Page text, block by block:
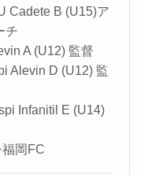
Cadete B (U15)ア
チ
A (U12) 監督
Alevin D (U12) 監
E (U14)
岡FC